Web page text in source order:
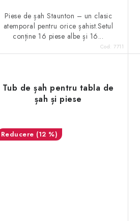
Piese de șah Staunton – un clasic
atemporal pentru orice șahist.Setul
conține 16 piese albe și 16...
Cod:7711
Tub de șah pentru tabla de
șah și piese
(12 %)